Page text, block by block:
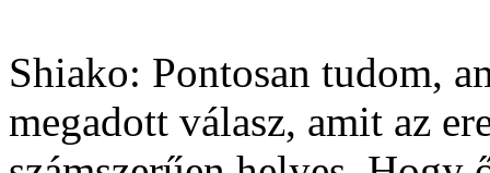
Shiako: Pontosan tudom,
megadott válasz, amit az